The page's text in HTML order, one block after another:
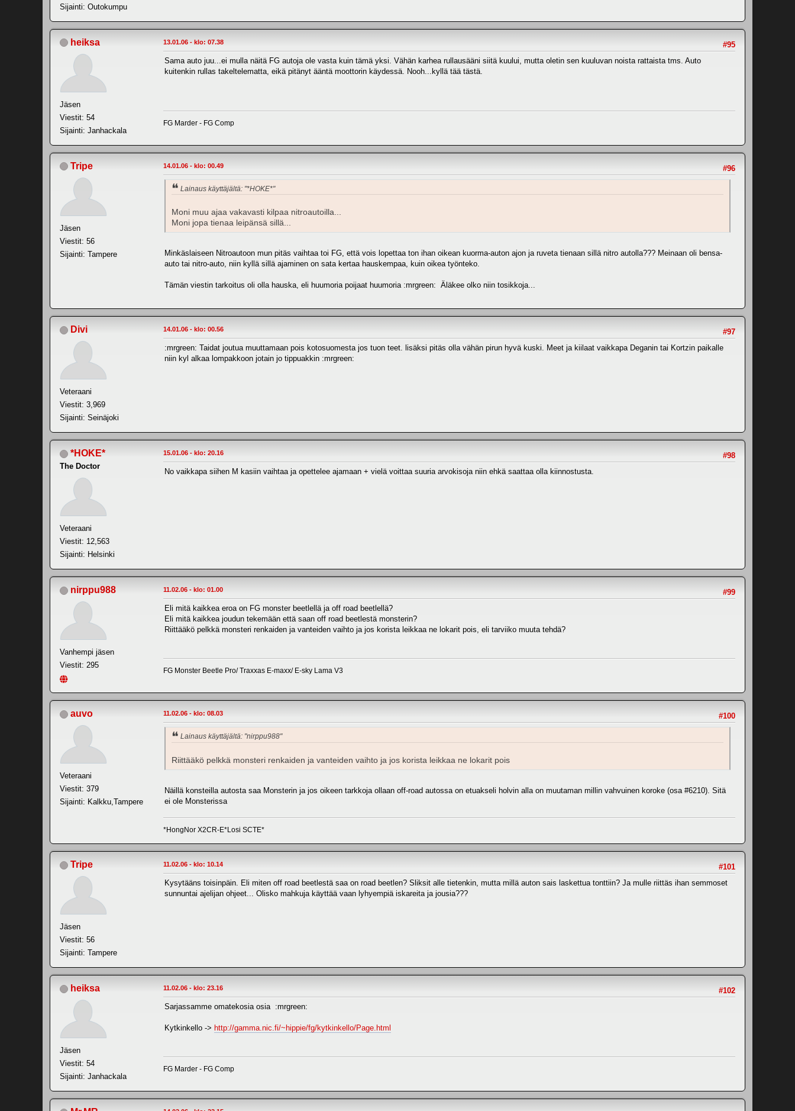
Sijainti: Outokumpu
heiksa
Jäsen
Viestit: 54
Sijainti: Janhackala
#95
13.01.06 - klo: 07.38
Sama auto juu...ei mulla näitä FG autoja ole vasta kuin tämä yksi. Vähän karhea rullausääni siitä kuului, mutta oletin sen kuuluvan noista rattaista tms. Auto
kuitenkin rullas takeltelematta, eikä pitänyt ääntä moottorin käydessä. Nooh...kyllä tää tästä.
FG Marder - FG Comp
Tripe
Jäsen
Viestit: 56
Sijainti: Tampere
#96
14.01.06 - klo: 00.49
Lainaus käyttäjältä: "*HOKE*"
Moni muu ajaa vakavasti kilpaa nitroautoilla...
Moni jopa tienaa leipänsä sillä...
Minkäslaiseen Nitroautoon mun pitäs vaihtaa toi FG, että vois lopettaa ton ihan oikean kuorma-auton ajon ja ruveta tienaan sillä nitro autolla??? Meinaan oli bensa-
auto tai nitro-auto, niin kyllä sillä ajaminen on sata kertaa hauskempaa, kuin oikea työnteko.
Tämän viestin tarkoitus oli olla hauska, eli huumoria poijaat huumoria :mrgreen: Äläkee olko niin tosikkoja...
Divi
Veteraani
Viestit: 3,969
Sijainti: Seinäjoki
#97
14.01.06 - klo: 00.56
:mrgreen: Taidat joutua muuttamaan pois kotosuomesta jos tuon teet. lisäksi pitäs olla vähän pirun hyvä kuski. Meet ja kiilaat vaikkapa Deganin tai Kortzin paikalle
niin kyl alkaa lompakkoon jotain jo tippuakkin :mrgreen:
*HOKE*
The Doctor
Veteraani
Viestit: 12,563
Sijainti: Helsinki
#98
15.01.06 - klo: 20.16
No vaikkapa siihen M kasiin vaihtaa ja opettelee ajamaan + vielä voittaa suuria arvokisoja niin ehkä saattaa olla kiinnostusta.
nirppu988
Vanhempi jäsen
Viestit: 295
#99
11.02.06 - klo: 01.00
Eli mitä kaikkea eroa on FG monster beetlellä ja off road beetlellä?
Eli mitä kaikkea joudun tekemään että saan off road beetlestä monsterin?
Riittääkö pelkkä monsteri renkaiden ja vanteiden vaihto ja jos korista leikkaa ne lokarit pois, eli tarviiko muuta tehdä?
FG Monster Beetle Pro/ Traxxas E-maxx/ E-sky Lama V3
auvo
Veteraani
Viestit: 379
Sijainti: Kalkku,Tampere
#100
11.02.06 - klo: 08.03
Lainaus käyttäjältä: "nirppu988"
Riittääkö pelkkä monsteri renkaiden ja vanteiden vaihto ja jos korista leikkaa ne lokarit pois
Näillä konsteilla autosta saa Monsterin ja jos oikeen tarkkoja ollaan off-road autossa on etuakseli holvin alla on muutaman millin vahvuinen koroke (osa #6210). Sitä
ei ole Monsterissa
*HongNor X2CR-E*Losi SCTE*
Tripe
Jäsen
Viestit: 56
Sijainti: Tampere
#101
11.02.06 - klo: 10.14
Kysytääns toisinpäin. Eli miten off road beetlestä saa on road beetlen? Sliksit alle tietenkin, mutta millä auton sais laskettua tonttiin? Ja mulle riittäs ihan semmoset
sunnuntai ajelijan ohjeet... Olisko mahkuja käyttää vaan lyhyempiä iskareita ja jousia???
heiksa
Jäsen
Viestit: 54
Sijainti: Janhackala
#102
11.02.06 - klo: 23.16
Sarjassamme omatekosia osia :mrgreen:
Kytkinkello -> http://gamma.nic.fi/~hippie/fg/kytkinkello/Page.html
FG Marder - FG Comp